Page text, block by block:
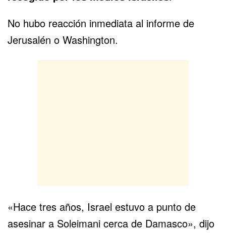
No hubo reacción inmediata al informe de
Jerusalén o Washington.
«Hace tres años, Israel estuvo a punto de
asesinar a Soleimani cerca de Damasco», dijo